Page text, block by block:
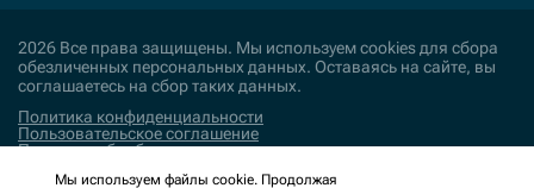
2026 Все права защищены. Мы используем cookies для сбора
обезличенных персональных данных. Оставаясь на сайте, вы
соглашаетесь на сбор таких данных.
Политика конфиденциальности
Пользовательское соглашение
Политика обработки персональных данных
Мы используем файлы cookie. Продолжая